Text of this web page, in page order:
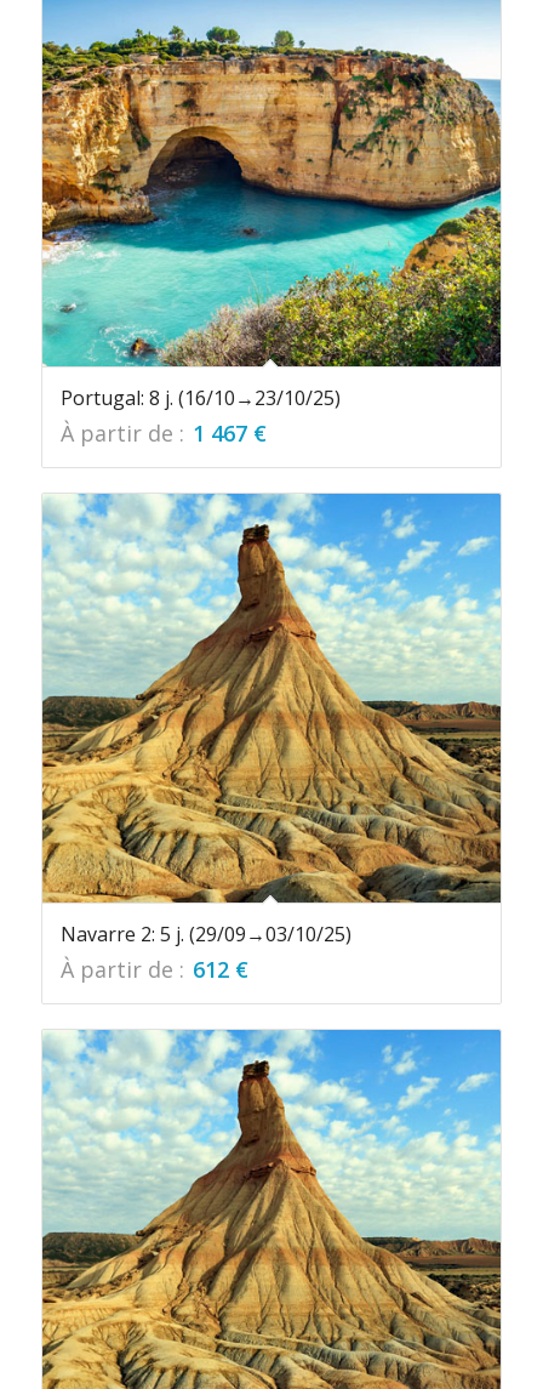
Portugal: 8 j. (16/10→23/10/25)
À partir de : 1 467 €
Navarre 2: 5 j. (29/09→03/10/25)
À partir de : 612 €